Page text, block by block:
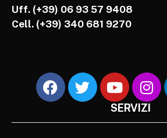
Uff. (+39) 06 93 57 9408
Cell. (+39) 340 681 9270
SERVIZI